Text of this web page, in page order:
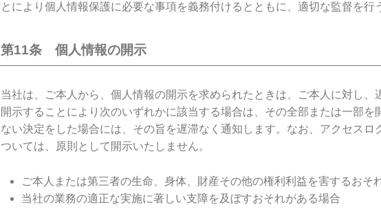
とにより個人情報保護に必要な事項を義務付けるとともに、適切な監督を行
第11条 個人情報の開示
当社は、ご本人から、個人情報の開示を求められたときは、ご本人に対し、
開示することにより次のいずれかに該当する場合は、その全部または一部を
ない決定をした場合には、その旨を遅滞なく通知します。なお、アクセスロ
ついては、原則として開示いたしません。
ご本人または第三者の生命、身体、財産その他の権利利益を害するおそ
当社の業務の適正な実施に著しい支障を及ぼすおそれがある場合